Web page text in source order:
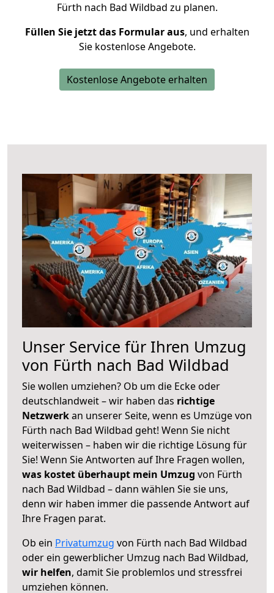
Fürth nach Bad Wildbad zu planen.
Füllen Sie jetzt das Formular aus, und erhalten
Sie kostenlose Angebote.
Kostenlose Angebote erhalten
Unser Service für Ihren Umzug
von Fürth nach Bad Wildbad
Sie wollen umziehen? Ob um die Ecke oder
deutschlandweit – wir haben das richtige
Netzwerkan unserer Seite, wenn es Umzüge von
Fürth nach Bad Wildbad geht! Wenn Sie nicht
weiterwissen – haben wir die richtige Lösung für
Sie! Wenn Sie Antworten auf Ihre Fragen wollen,
was kostet überhaupt mein Umzug von Fürth
nach Bad Wildbad – dann wählen Sie sie uns,
denn wir haben immer die passende Antwort auf
Ihre Fragen parat.
Ob ein Privatumzug von Fürth nach Bad Wildbad
oder ein gewerblicher Umzug nach Bad Wildbad,
wir helfen, damit Sie problemlos und stressfrei
umziehen können.